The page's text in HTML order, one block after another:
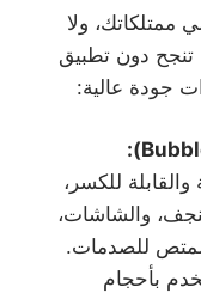
ممتلكاتك، ولا
دون تطبيق
جودة عالية:
للكسر،
والشاشات،
للصدمات.
بأحجام